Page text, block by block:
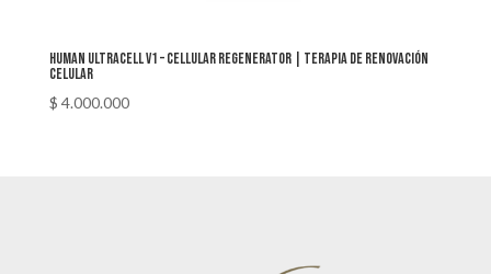
Human Ultracell v1 – Cellular Regenerator | Terapia de Renovación
Celular
$ 4.000.000